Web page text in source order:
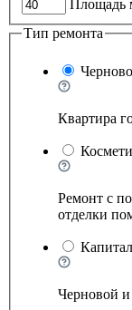
Площадь
Тип ремонта
Квартира
Ремонт с
отделки
Черновой